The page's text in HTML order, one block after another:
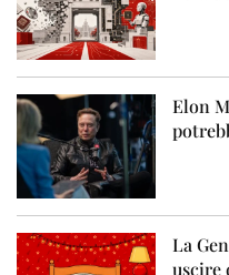
Elon
La
uscire